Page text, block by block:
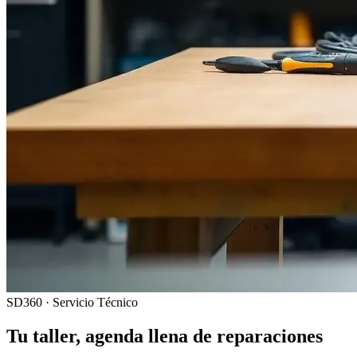
SD360 · Servicio Técnico
Tu taller, agenda llena de reparaciones